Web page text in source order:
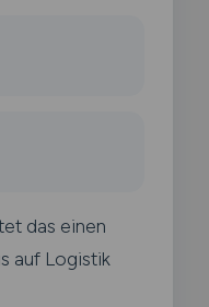
das einen
auf Logistik